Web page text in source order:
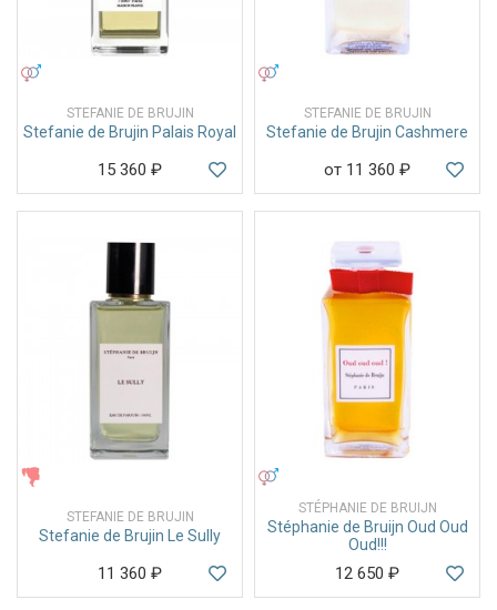
STEFANIE DE BRUJIN
Stefanie de Brujin Palais Royal
15 360 ₽
STEFANIE DE BRUJIN
Stefanie de Brujin Cashmere
от 11 360 ₽
STEFANIE DE BRUJIN
Stefanie de Brujin Le Sully
11 360 ₽
STÉPHANIE DE BRUIJN
Stéphanie de Bruijn Oud Oud
Oud!!!
12 650 ₽